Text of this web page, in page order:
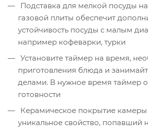
Подставка для мелкой посуды
газовой плиты обеспечит
устойчивость посуды с малым
например кофеварки, турки
Установите таймер на время,
приготовления блюда и
делами. В нужное время таймер
готовности
Керамическое покрытие
уникальное свойство, попавший